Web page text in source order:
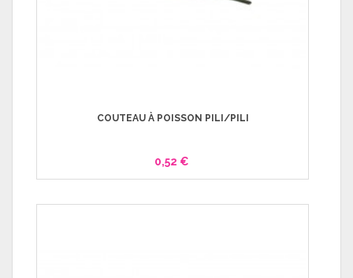
COUTEAU À POISSON PILI/PILI
0,52 €